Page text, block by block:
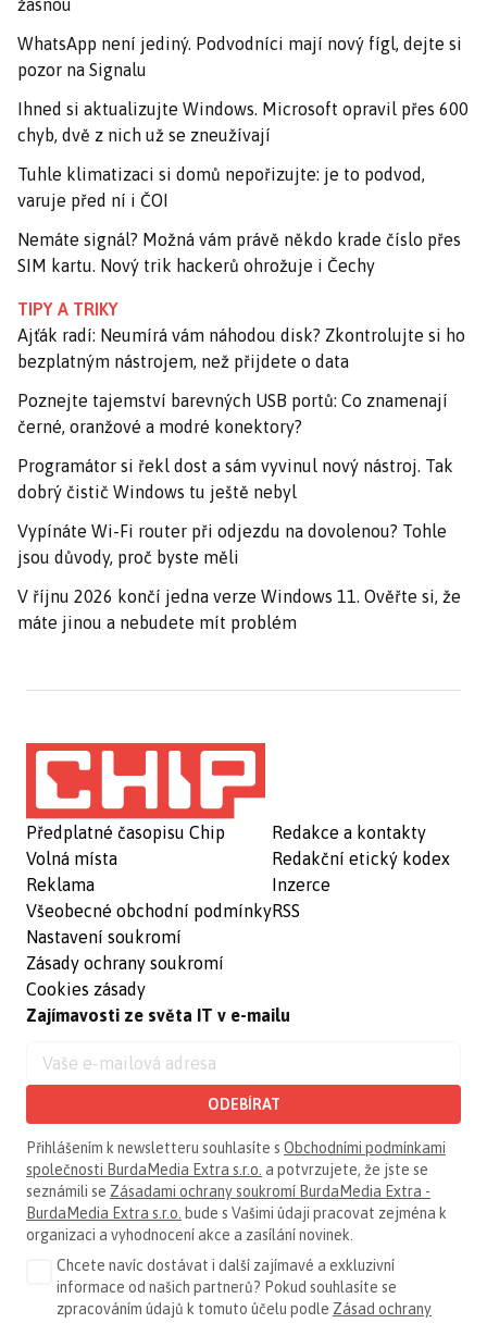
žasnou
WhatsApp není jediný. Podvodníci mají nový fígl, dejte si
pozor na Signalu
Ihned si aktualizujte Windows. Microsoft opravil přes 600
chyb, dvě z nich už se zneužívají
Tuhle klimatizaci si domů nepořizujte: je to podvod,
varuje před ní i ČOI
Nemáte signál? Možná vám právě někdo krade číslo přes
SIM kartu. Nový trik hackerů ohrožuje i Čechy
TIPY A TRIKY
Ajťák radí: Neumírá vám náhodou disk? Zkontrolujte si ho
bezplatným nástrojem, než přijdete o data
Poznejte tajemství barevných USB portů: Co znamenají
černé, oranžové a modré konektory?
Programátor si řekl dost a sám vyvinul nový nástroj. Tak
dobrý čistič Windows tu ještě nebyl
Vypínáte Wi-Fi router při odjezdu na dovolenou? Tohle
jsou důvody, proč byste měli
V říjnu 2026 končí jedna verze Windows 11. Ověřte si, že
máte jinou a nebudete mít problém
Předplatné časopisu Chip
Volná místa
Reklama
Všeobecné obchodní podmínky
Nastavení soukromí
Zásady ochrany soukromí
Cookies zásady
Redakce a kontakty
Redakční etický kodex
Inzerce
RSS
Zajímavosti ze světa IT v e-mailu
ODEBÍRAT
Přihlášením k newsletteru souhlasíte s Obchodními podmínkami
společnosti BurdaMedia Extra s.r.o. a potvrzujete, že jste se
seznámili se Zásadami ochrany soukromí BurdaMedia Extra -
BurdaMedia Extra s.r.o. bude s Vašimi údaji pracovat zejména k
organizaci a vyhodnocení akce a zasílání novinek.
Chcete navíc dostávat i další zajímavé a exkluzivní
informace od našich partnerů? Pokud souhlasíte se
zpracováním údajů k tomuto účelu podle Zásad ochrany